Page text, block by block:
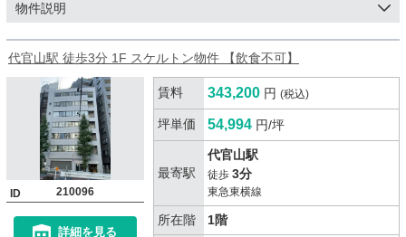
物件説明
代官山駅 徒歩3分 1F スケルトン物件 【飲食不可】
ID 210096
詳細を見る
賃料 343,200 円 (税込)
坪単価 54,994 円/坪
最寄駅
代官山駅
徒歩 3分
東急東横線
所在階
1階